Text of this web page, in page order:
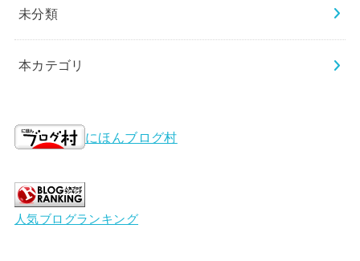
未分類
本カテゴリ
にほんブログ村
人気ブログランキング